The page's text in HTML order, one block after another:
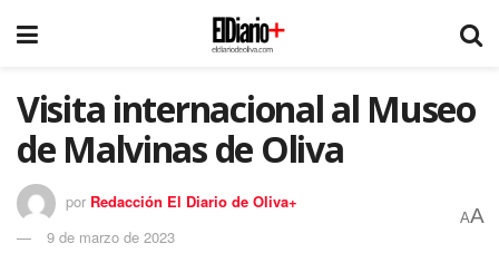
Visita internacional al Museo
de Malvinas de Oliva
por Redacción El Diario de Oliva+
9 de marzo de 2023
AA